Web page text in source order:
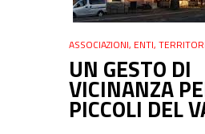
ASSOCIAZIONI, ENTI,
UN GESTO DI
VICINANZA
PICCOLI DEL